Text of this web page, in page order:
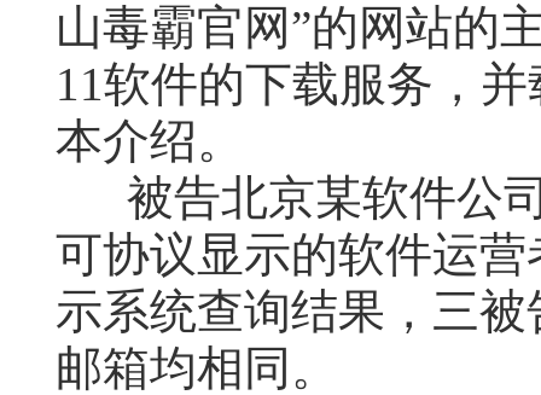
山毒霸官网”的网站的
11软件的下载服务，
本介绍。
被告北京某软件公
可协议显示的软件运
示系统查询结果，三
邮箱均相同。